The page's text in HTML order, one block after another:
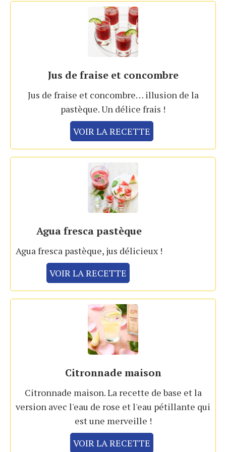
Jus de fraise et concombre
Jus de fraise et concombre… illusion de la
pastèque. Un délice frais !
VOIR LA RECETTE
Agua fresca pastèque
Agua fresca pastèque, jus délicieux !
VOIR LA RECETTE
Citronnade maison
Citronnade maison. La recette de base et la
version avec l'eau de rose et l'eau pétillante qui
est une merveille !
VOIR LA RECETTE